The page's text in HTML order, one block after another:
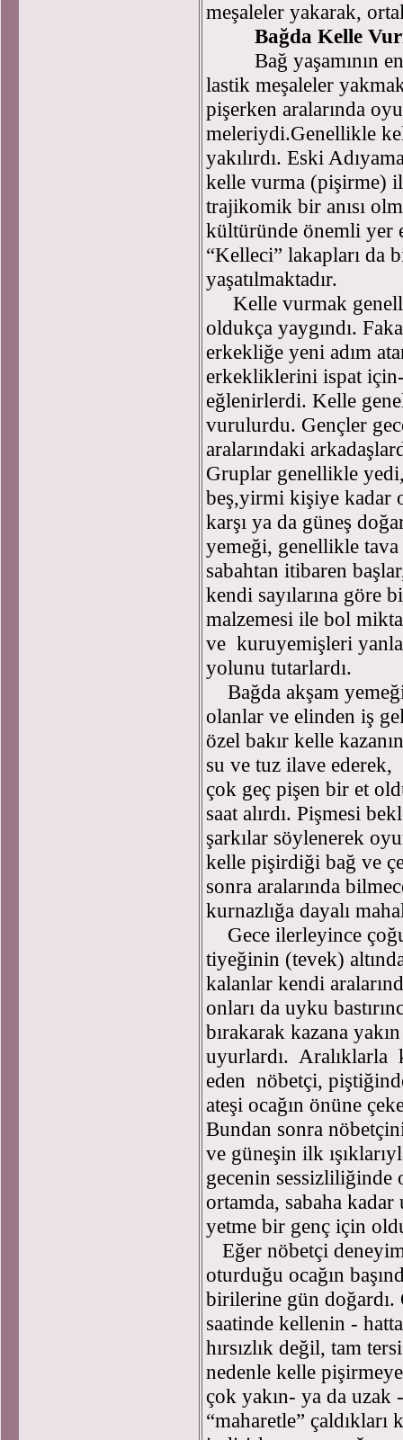
meşaleler yakarak,
Bağda Kelle
Bağ yaşamının en
lastik meşaleler
pişerken aralarında
meleriydi.Genellikle
yakılırdı. Eski
kelle vurma (pişirme)
trajikomik bir anısı
kültüründe önemli yer
“Kelleci” lakapları da
yaşatılmaktadır.
Kelle vurmak
oldukça yaygındı.
erkekliğe yeni adım
erkekliklerini ispat
eğlenirlerdi. Kelle
vurulurdu. Gençler
aralarındaki
Gruplar genellikle
beş,yirmi kişiye kadar
karşı ya da güneş
yemeği, genellikle
sabahtan itibaren
kendi sayılarına göre
malzemesi ile bol
ve kuruyemişleri
yolunu tutarlardı.
Bağda akşam
olanlar ve elinden iş
özel bakır kelle
su ve tuz ilave
çok geç pişen bir et
saat alırdı. Pişmesi
şarkılar söylenerek
kelle pişirdiği bağ ve
sonra aralarında
kurnazlığa dayalı
Gece ilerleyince
tiyeğinin (tevek)
kalanlar kendi
onları da uyku
bırakarak kazana
uyurlardı.
eden nöbetçi,
ateşi ocağın önüne
Bundan sonra
ve güneşin ilk
gecenin sessizliliğinde
ortamda, sabaha
yetme bir genç için
Eğer nöbetçi
oturduğu ocağın
birilerine gün doğardı.
saatinde kellenin -
hırsızlık değil, tam
nedenle kelle
çok yakın- ya da uzak
“maharetle”